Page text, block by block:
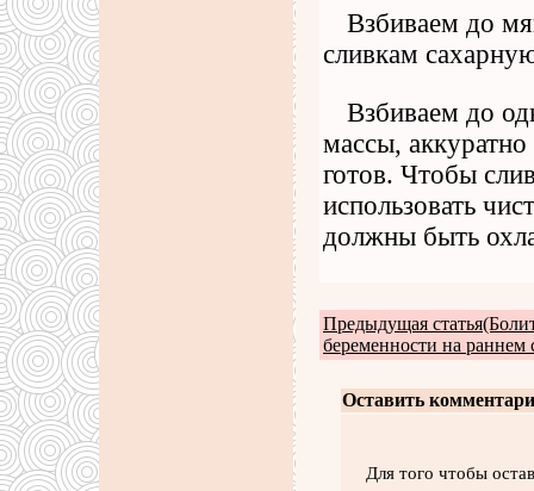
Взбиваем до
сливкам
Взбиваем до
массы,
готов. Чтобы
использовать
должны быть
Предыдущая
беременности на раннем
Оставить
Для того чтобы